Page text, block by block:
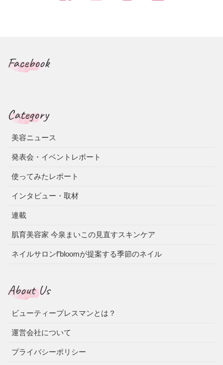
Facebook
Category
美容ニュース
発表会・イベントレポート
使ってみたレポート
インタビュー・取材
連載
肌育美容家 今泉まいこの見直すスキンケア
ネイルサロンf’bloomが提案する季節のネイル
About Us
ビューティープレスマンとは？
運営会社について
プライバシーポリシー